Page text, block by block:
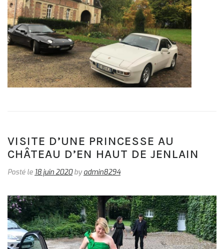
VISITE D’UNE PRINCESSE AU
CHÂTEAU D’EN HAUT DE JENLAIN
Posté le 18 juin 2020by admin8294